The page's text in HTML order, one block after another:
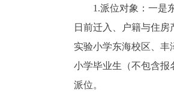
1.派位对象：一是
日前迁入、户籍与住
实验小学东海校区、丰
小学毕业生（不包含报
派位。